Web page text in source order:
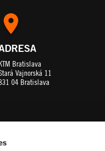
Bratislava
Vajnorská 11
04 Bratislava